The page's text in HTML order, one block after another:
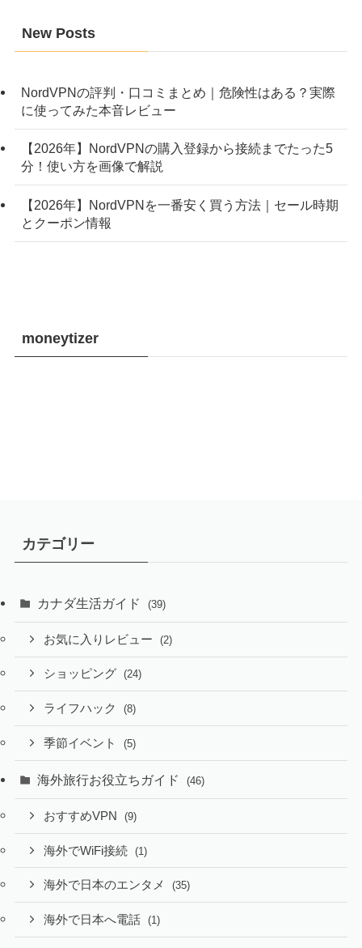
New Posts
NordVPNの評判・口コミまとめ｜危険性はある？実際
に使ってみた本音レビュー
【2026年】NordVPNの購入登録から接続までたった5
分！使い方を画像で解説
【2026年】NordVPNを一番安く買う方法｜セール時期
とクーポン情報
moneytizer
カテゴリー
カナダ生活ガイド (39)
お気に入りレビュー (2)
ショッピング (24)
ライフハック (8)
季節イベント (5)
海外旅行お役立ちガイド (46)
おすすめVPN (9)
海外でWiFi接続 (1)
海外で日本のエンタメ (35)
海外で日本へ電話 (1)